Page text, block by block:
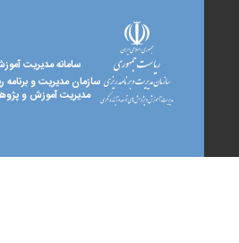
سامانه مدیریت
سازمان مدیریت و
مدیریت آموزش و